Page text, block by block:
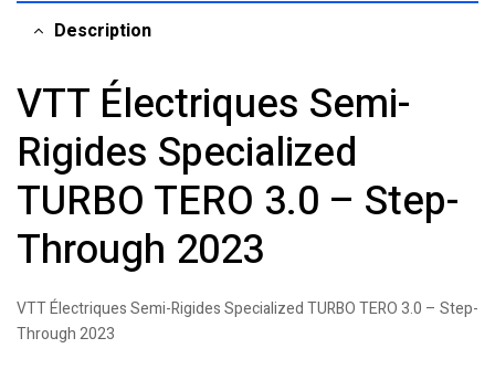
Description
VTT Électriques Semi-
Rigides Specialized
TURBO TERO 3.0 – Step-
Through 2023
VTT Électriques Semi-Rigides Specialized TURBO TERO 3.0 – Step-
Through 2023